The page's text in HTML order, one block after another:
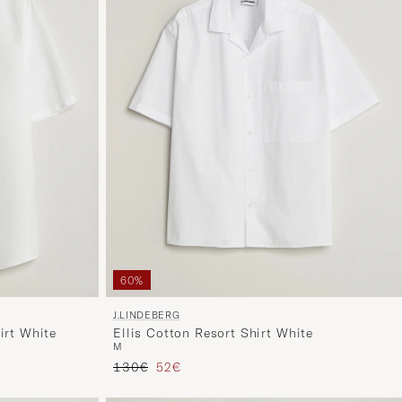
White
60%
J.LINDEBERG
Ellis Cotton Resort Shirt White
M
Tavallinen hinta
130€ Alennettu hinta
52€